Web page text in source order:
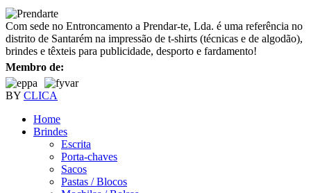
Com sede no Entroncamento a Prendar-te, Lda. é uma referência no
distrito de Santarém na impressão de t-shirts (técnicas e de algodão),
brindes e têxteis para publicidade, desporto e fardamento!
Membro de:
BY CLICA
Home
Brindes
Escrita
Porta-chaves
Sacos
Pastas / Blocos